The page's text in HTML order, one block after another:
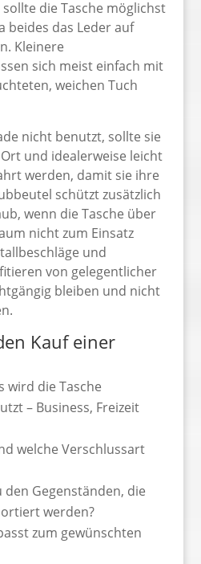
die Tasche möglichst
beides das Leder auf
Kleinere
sich meist einfach mit
weichen Tuch
nicht benutzt, sollte sie
und idealerweise leicht
werden, damit sie ihre
schützt zusätzlich
wenn die Tasche über
nicht zum Einsatz
und
von gelegentlicher
bleiben und nicht
Kauf einer
wird die Tasche
– Business, Freizeit
welche Verschlussart
den Gegenständen, die
werden?
zum gewünschten